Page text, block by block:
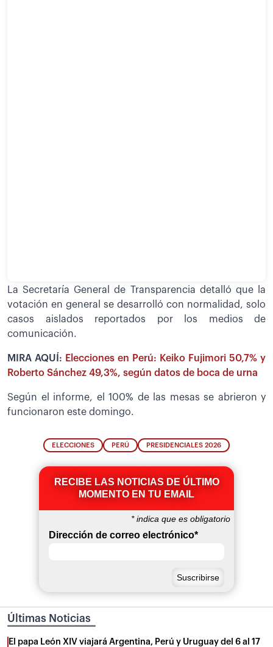
La Secretaría General de Transparencia detalló que la
votación en general se desarrolló con normalidad, solo
casos aislados reportados por los medios de
comunicación.
MIRA AQUÍ: Elecciones en Perú: Keiko Fujimori 50,7% y
Roberto Sánchez 49,3%, según datos de boca de urna
Según el informe, el 100% de las mesas se abrieron y
funcionaron este domingo.
ELECCIONES PERÚ PRESIDENCIALES 2026
RECIBE LAS NOTICIAS DE ÚLTIMO
MOMENTO EN TU EMAIL
*indica que es obligatorio
Dirección de correo electrónico*
Últimas Noticias
El papa León XIV viajará Argentina, Perú y Uruguay del 6 al 17